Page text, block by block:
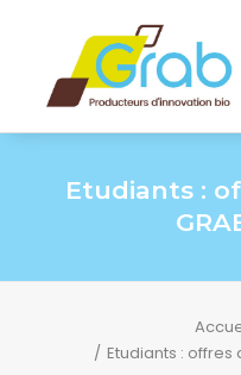
Etudiants :
Etudiants : offres